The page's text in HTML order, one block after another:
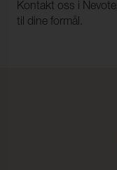
Kontakt oss i
til dine formål.